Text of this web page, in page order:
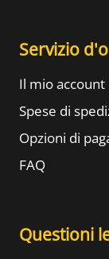
Servizio
Il mio account
Spese di
Opzioni di
FAQ
Questioni